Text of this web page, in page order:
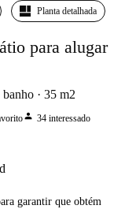
Planta detalhada
para alugar
banho 35 m2
person 34 interessado
garantir que obtém